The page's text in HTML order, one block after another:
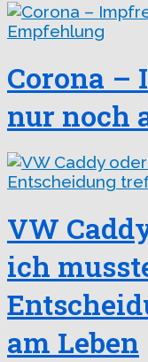
Corona –
nur noch
VW
ich
am Leben